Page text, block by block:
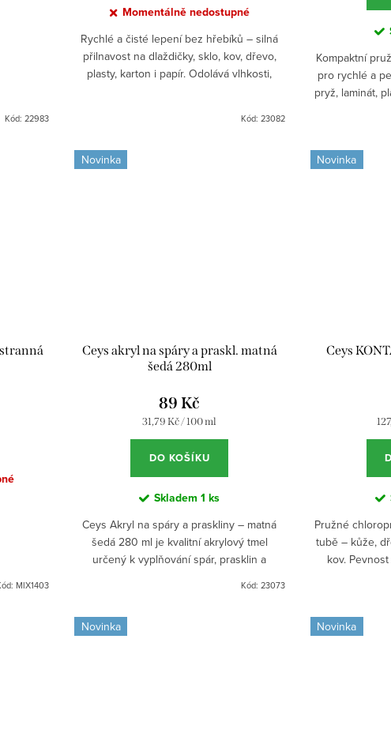
Kód:22983
Momentálně nedostupné
Rychlé a čisté lepení bez hřebíků – silná
přilnavost na dlaždičky, sklo, kov, dřevo,
plasty, karton i papír. Odolává vlhkosti,
Kód: 23082
Kompaktní
pro rychlé a
pryž, laminát,
MIX1403
Novinka
Ceys akryl na spáry a praskl. matná
šedá 280ml
89 Kč
Měrná
cena:
31,79 Kč / 100 ml
DO KOŠÍKU
Skladem1 ks
Ceys Akryl na spáry a praskliny – matná
šedá 280 ml je kvalitní akrylový tmel
určený k vyplňování spár, prasklin a
Kód: 23073
Novinka
Ceys
Pružné
tubě – kůže,
kov.
Novinka Novinka